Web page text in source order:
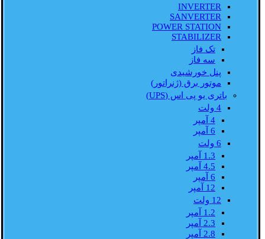
INVERTER
SANVERTER
POWER STATION
STABILIZER
تک فاز
سه فاز
پنل خورشیدی
موتور برق (ژنراتور)
باتری یو پی اس (UPS)
4 ولت
4 آمپر
6 آمپر
6 ولت
1.3 آمپر
4.5 آمپر
6 آمپر
12 آمپر
12 ولت
1.2 آمپر
2.3 آمپر
2.8 آمپر